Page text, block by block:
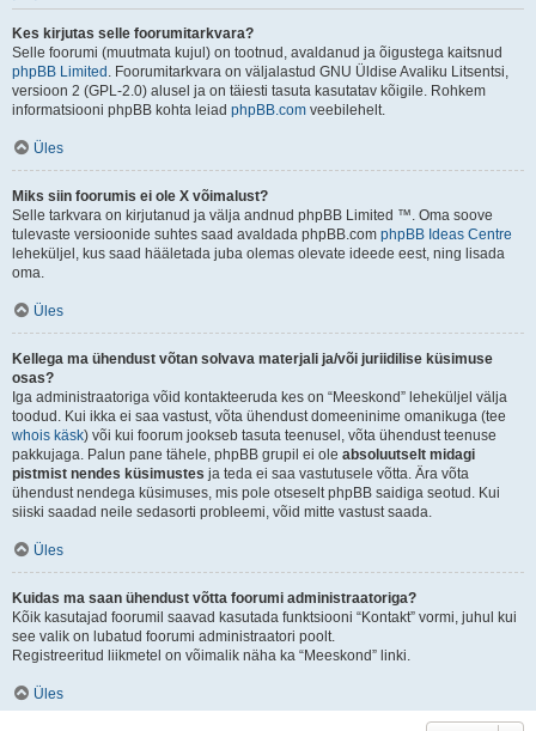
Kes kirjutas selle foorumitarkvara?
Selle foorumi (muutmata kujul) on tootnud, avaldanud ja õigustega kaitsnud
phpBB Limited . Foorumitarkvara on väljalastud GNU Üldise Avaliku Litsentsi,
versioon 2 (GPL-2.0) alusel ja on täiesti tasuta kasutatav kõigile. Rohkem
informatsiooni phpBB kohta leiad phpBB.com veebilehelt.
Üles
Miks siin foorumis ei ole X võimalust?
Selle tarkvara on kirjutanud ja välja andnud phpBB Limited ™. Oma soove
tulevaste versioonide suhtes saad avaldada phpBB.com phpBB Ideas Centre
leheküljel, kus saad hääletada juba olemas olevate ideede eest, ning lisada
oma.
Üles
Kellega ma ühendust võtan solvava materjali ja/või juriidilise küsimuse
osas?
Iga administraatoriga võid kontakteeruda kes on “Meeskond” leheküljel välja
toodud. Kui ikka ei saa vastust, võta ühendust domeeninime omanikuga (tee
whois käsk) või kui foorum jookseb tasuta teenusel, võta ühendust teenuse
pakkujaga. Palun pane tähele, phpBB grupil ei ole absoluutselt midagi
pistmist nendes küsimustes ja teda ei saa vastutusele võtta. Ära võta
ühendust nendega küsimuses, mis pole otseselt phpBB saidiga seotud. Kui
siiski saadad neile sedasorti probleemi, võid mitte vastust saada.
Üles
Kuidas ma saan ühendust võtta foorumi administraatoriga?
Kõik kasutajad foorumil saavad kasutada funktsiooni “Kontakt” vormi, juhul kui
see valik on lubatud foorumi administraatori poolt.
Registreeritud liikmetel on võimalik näha ka “Meeskond” linki.
Üles